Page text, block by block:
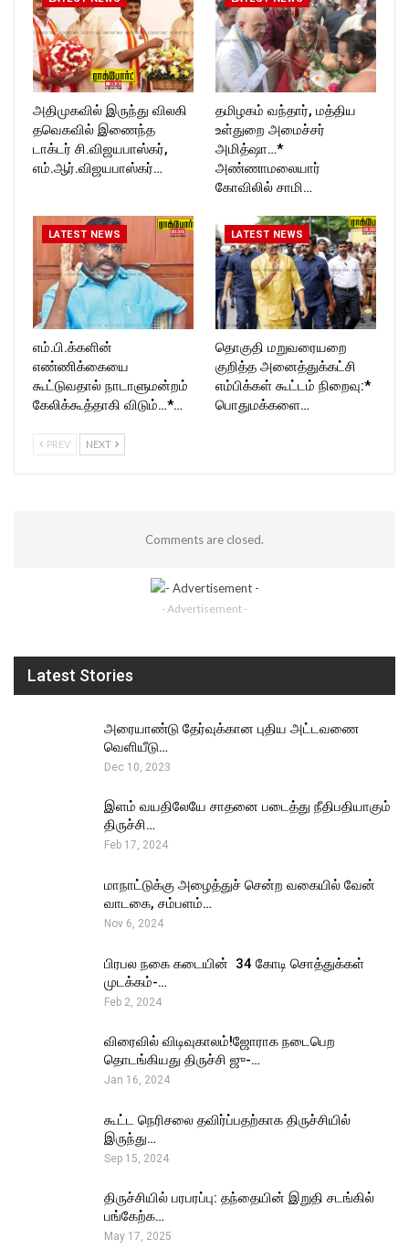
அதிமுகவில் இருந்து விலகி
தவெகவில் இணைந்த
டாக்டர் சி.விஜயபாஸ்கர்,
எம்.ஆர்.விஜயபாஸ்கர்…
தமிழகம் வந்தார், மத்திய
உள்துறை அமைச்சர்
அமித்ஷா…*
அண்ணாமலையார்
கோவிலில் சாமி…
LATEST NEWS
எம்.பி.க்களின்
எண்ணிக்கையை
கூட்டுவதால் நாடாளுமன்றம்
கேலிக்கூத்தாகி விடும்…*…
LATEST NEWS
தொகுதி மறுவரையறை
குறித்த அனைத்துக்கட்சி
எம்பிக்கள் கூட்டம் நிறைவு:*
பொதுமக்களை…
PREV NEXT
Comments are closed.
- Advertisement -
Latest Stories
அரையாண்டு தேர்வுக்கான புதிய அட்டவணை
வெளியீடு…
Dec 10, 2023
இளம் வயதிலேயே சாதனை படைத்து நீதிபதியாகும்
திருச்சி…
Feb 17, 2024
மாநாட்டுக்கு அழைத்துச் சென்ற வகையில் வேன்
வாடகை, சம்பளம்…
Nov 6, 2024
பிரபல நகை கடையின் ₹ 34 கோடி சொத்துக்கள்
முடக்கம்-…
Feb 2, 2024
விரைவில் விடிவுகாலம்!ஜோராக நடைபெற
தொடங்கியது திருச்சி ஜு-…
Jan 16, 2024
கூட்ட நெரிசலை தவிர்ப்பதற்காக திருச்சியில்
இருந்து…
Sep 15, 2024
திருச்சியில் பரபரப்பு: தந்தையின் இறுதி சடங்கில்
பங்கேற்க…
May 17, 2025